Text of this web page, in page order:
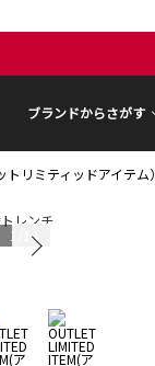
ブランドからさがす
リミティッドアイテム）
1 14